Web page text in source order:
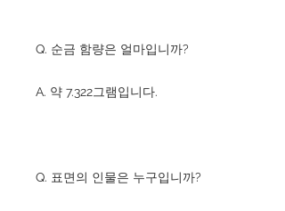
Q. 순금 함량은 얼마입니까?
A. 약 7.322그램입니다.
Q. 표면의 인물은 누구입니까?